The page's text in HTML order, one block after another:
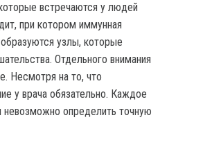
встречаются у людей
при котором иммунная
узлы, которые
Отдельного внимания
Несмотря на то, что
у врача обязательно. Каждое
невозможно определить точную